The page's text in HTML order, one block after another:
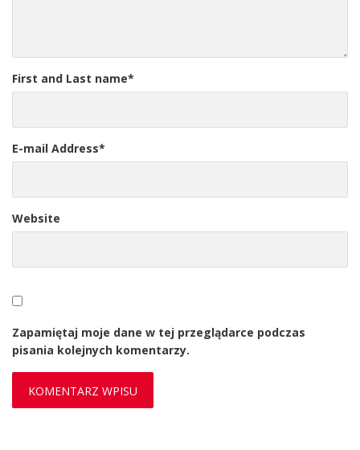
First and Last name*
E-mail Address*
Website
Zapamiętaj moje dane w tej przeglądarce podczas
pisania kolejnych komentarzy.